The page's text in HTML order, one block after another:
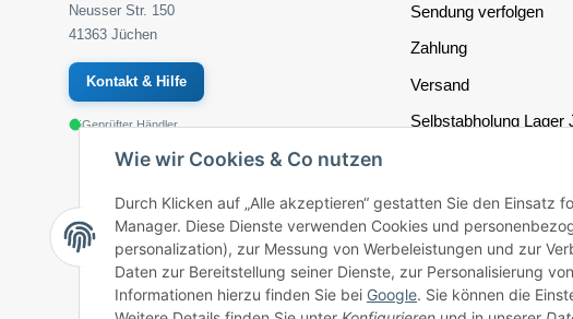
Neusser Str. 150
41363 Jüchen
Kontakt & Hilfe
Geprüfter Händler
Sendung verfolgen
Zahlung
Versand
Selbstabholung Lager
Widerrufsrecht
Batteriegesetz
AGB
Erklärung zur
Wie wir Cookies & Co nutzen
Durch Klicken auf „Alle akzeptieren“ gestatten Sie den Einsatz
Manager. Diese Dienste verwenden Cookies und
personalization), zur Messung von Werbeleistungen und zur
Daten zur Bereitstellung seiner Dienste, zur Personalisierung
Informationen hierzu finden Sie bei Google. Sie können die